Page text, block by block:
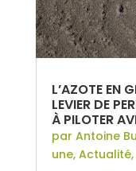
L’AZOTE EN
LEVIER DE
À PILOTER
par Antoine
une, Actualité,